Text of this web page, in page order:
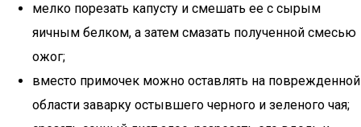
мелко порезать капусту и смешать ее с сырым
яичным белком, а затем смазать полученной смесью
ожог;
вместо примочек можно оставлять на поврежденной
области заварку остывшего черного и зеленого чая;